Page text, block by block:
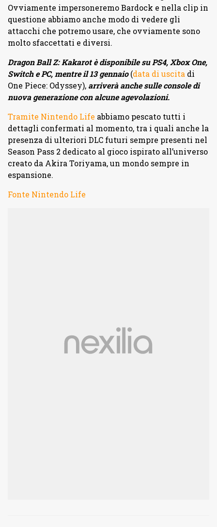
Ovviamente impersoneremo Bardock e nella clip in
questione abbiamo anche modo di vedere gli
attacchi che potremo usare, che ovviamente sono
molto sfaccettati e diversi.
Dragon Ball Z: Kakarot è disponibile su PS4, Xbox One,
Switch e PC, mentre il 13 gennaio(data di uscita di
One Piece: Odyssey), arriverà anche sulle console di
nuova generazione con alcune agevolazioni.
Tramite Nintendo Life abbiamo pescato tutti i
dettagli confermati al momento, tra i quali anche la
presenza di ulteriori DLC futuri sempre presenti nel
Season Pass 2 dedicato al gioco ispirato all’universo
creato da Akira Toriyama, un mondo sempre in
espansione.
Fonte Nintendo Life